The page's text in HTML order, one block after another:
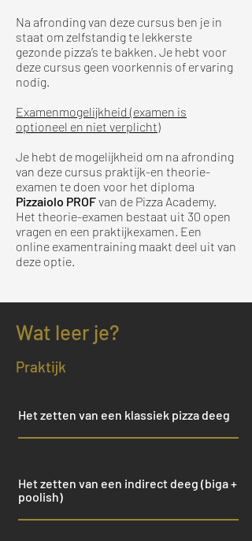
Na afronding van deze cursus ben je in
staat om zelfstandig te lekkerste
gezonde pizza’s te bakken. Je hebt voor
deze cursus geen voorkennis of ervaring
nodig.
Examenmogelijkheid (examen is
optioneel en niet verplicht)
Je hebt de mogelijkheid om na afronding
van deze cursus praktijk-en theorie-
examen te doen voor het diploma
Pizzaiolo PROFvan de Pizza Academy.
Het theorie-examen bestaat uit 30 open
vragen en een praktijkexamen. Een
online examentraining maakt deel uit van
deze optie.
Wat leer je?
Praktijk
Het zetten van een klassiek pizza deeg
Het zetten van een indirect deeg (biga +
poolish)